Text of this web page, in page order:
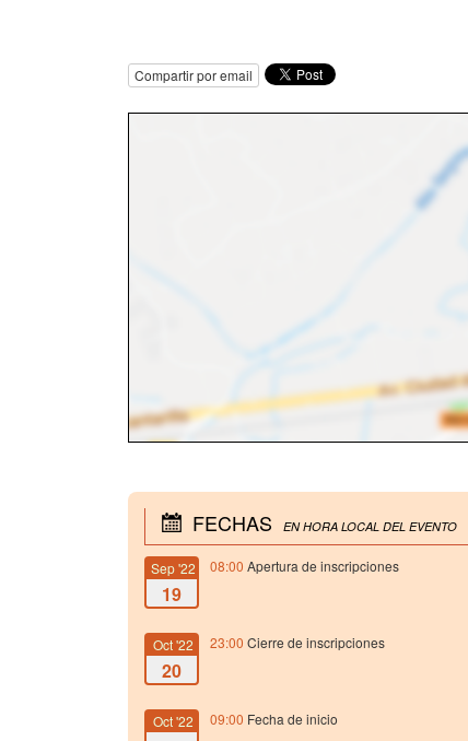
Compartir por email
FECHAS EN HORA LOCAL DEL EVENTO
Sep '22
19
08:00 Apertura de inscripciones
Oct '22
20
23:00 Cierre de inscripciones
Oct '22 09:00 Fecha de inicio